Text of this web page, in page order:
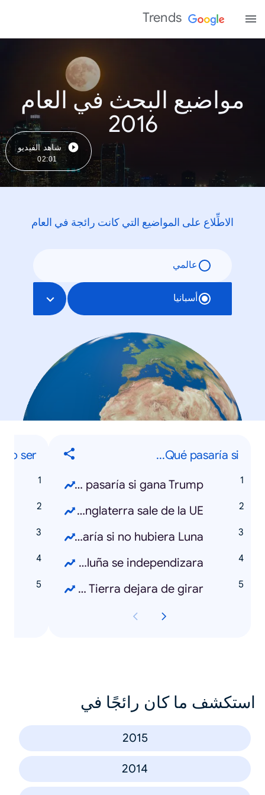
Trends
مواضيع البحث في العام
2016
شاهد الفيديو
02:01
الاطِّلاع على المواضيع التي كانت رائجة في العام
عالمي
أسبانيا
Qué pasaría si...
Qué pasaría si gana Trump
Qué pasaría si Inglaterra sale de la UE
Qué pasaría si no hubiera Luna
Qué pasaría si Cataluña se independizara
Qué pasaría si la Tierra dejara de girar
ser...
استكشف ما كان رائجًا في
2015
2014